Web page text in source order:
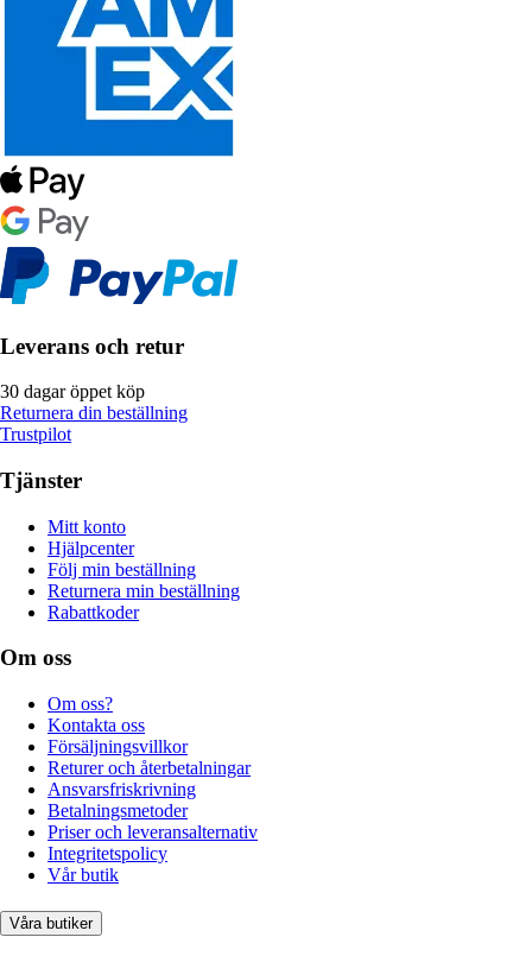
Leverans och retur
30 dagar öppet köp
Returnera din beställning
Trustpilot
Tjänster
Mitt konto
Hjälpcenter
Följ min beställning
Returnera min beställning
Rabattkoder
Om oss
Om oss?
Kontakta oss
Försäljningsvillkor
Returer och återbetalningar
Ansvarsfriskrivning
Betalningsmetoder
Priser och leveransalternativ
Integritetspolicy
Vår butik
Våra butiker